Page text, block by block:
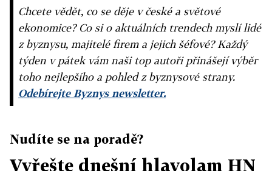
Chcete vědět, co se děje v české a světové
ekonomice? Co si o aktuálních trendech myslí lidé
z byznysu, majitelé firem a jejich šéfové? Každý
týden v pátek vám naši top autoři přinášejí výběr
toho nejlepšího a pohled z byznysové strany.
Odebírejte Byznys newsletter.
Nudíte se na poradě?
Vyřešte dnešní hlavolam HN